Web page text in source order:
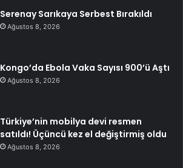
Serenay Sarıkaya Serbest Bırakıldı
Ağustos 8, 2026
Kongo’da Ebola Vaka Sayısı 900’ü Aştı
Ağustos 8, 2026
Türkiye’nin mobilya devi resmen
satıldı! Üçüncü kez el değiştirmiş oldu
Ağustos 8, 2026